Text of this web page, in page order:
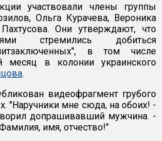
участвовали члены группы
Ольга Курачева, Вероника
Они утверждают, что
стремились добиться
в том числе
месяц в колонии украинского
.
видеофрагмент грубого
"Наручники мне сюда, на обоих! -
допрашивавший мужчина. -
имя, отчество!"